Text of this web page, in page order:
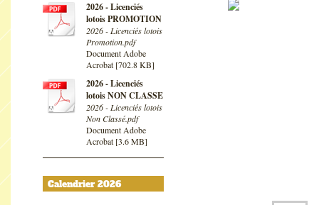
2026 - Licenciés
lotois PROMOTION
2026 - Licenciés lotois
Promotion.pdf
Document Adobe
Acrobat [702.8 KB]
2026 - Licenciés
lotois NON CLASSE
2026 - Licenciés lotois
Non Classé.pdf
Document Adobe
Acrobat [3.6 MB]
Calendrier 2026